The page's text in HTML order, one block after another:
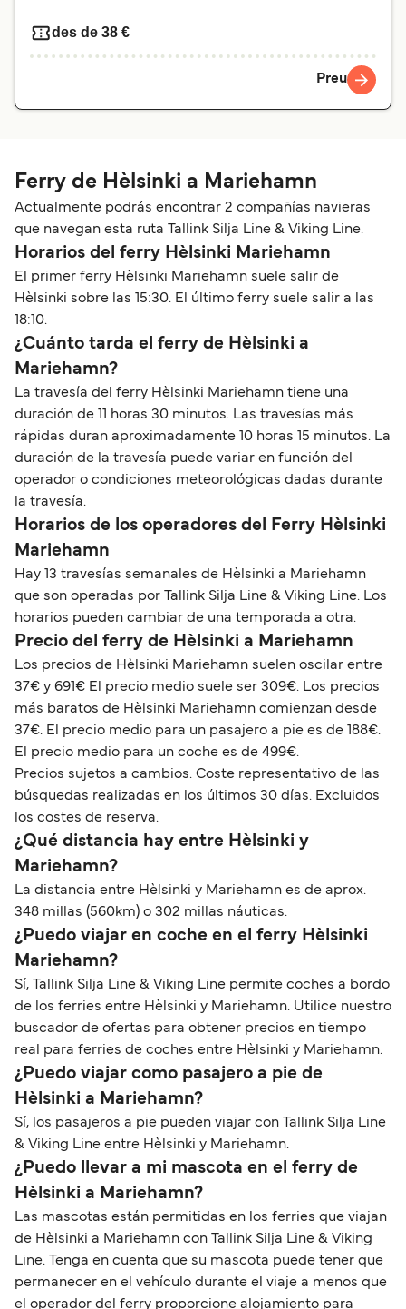
des de 38 €
Preu
Ferry de Hèlsinki a Mariehamn
Actualmente podrás encontrar 2 compañías navieras
que navegan esta ruta Tallink Silja Line & Viking Line.
Horarios del ferry Hèlsinki Mariehamn
El primer ferry Hèlsinki Mariehamn suele salir de
Hèlsinki sobre las 15:30. El último ferry suele salir a las
18:10.
¿Cuánto tarda el ferry de Hèlsinki a
Mariehamn?
La travesía del ferry Hèlsinki Mariehamn tiene una
duración de 11 horas 30 minutos. Las travesías más
rápidas duran aproximadamente 10 horas 15 minutos. La
duración de la travesía puede variar en función del
operador o condiciones meteorológicas dadas durante
la travesía.
Horarios de los operadores del Ferry Hèlsinki
Mariehamn
Hay 13 travesías semanales de Hèlsinki a Mariehamn
que son operadas por Tallink Silja Line & Viking Line. Los
horarios pueden cambiar de una temporada a otra.
Precio del ferry de Hèlsinki a Mariehamn
Los precios de Hèlsinki Mariehamn suelen oscilar entre
37€ y 691€ El precio medio suele ser 309€. Los precios
más baratos de Hèlsinki Mariehamn comienzan desde
37€. El precio medio para un pasajero a pie es de 188€.
El precio medio para un coche es de 499€.
Precios sujetos a cambios. Coste representativo de las
búsquedas realizadas en los últimos 30 días. Excluidos
los costes de reserva.
¿Qué distancia hay entre Hèlsinki y
Mariehamn?
La distancia entre Hèlsinki y Mariehamn es de aprox.
348 millas (560km) o 302 millas náuticas.
¿Puedo viajar en coche en el ferry Hèlsinki
Mariehamn?
Sí, Tallink Silja Line & Viking Line permite coches a bordo
de los ferries entre Hèlsinki y Mariehamn. Utilice nuestro
buscador de ofertas para obtener precios en tiempo
real para ferries de coches entre Hèlsinki y Mariehamn.
¿Puedo viajar como pasajero a pie de
Hèlsinki a Mariehamn?
Sí, los pasajeros a pie pueden viajar con Tallink Silja Line
& Viking Line entre Hèlsinki y Mariehamn.
¿Puedo llevar a mi mascota en el ferry de
Hèlsinki a Mariehamn?
Las mascotas están permitidas en los ferries que viajan
de Hèlsinki a Mariehamn con Tallink Silja Line & Viking
Line. Tenga en cuenta que su mascota puede tener que
permanecer en el vehículo durante el viaje a menos que
el operador del ferry proporcione alojamiento para